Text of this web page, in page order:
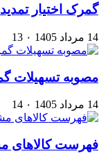
گمرک اختیار
14 مرداد 1405 ۰ 13
مصوبه تسهیلات
14 مرداد 1405 ۰ 14
فهرست کالاهای